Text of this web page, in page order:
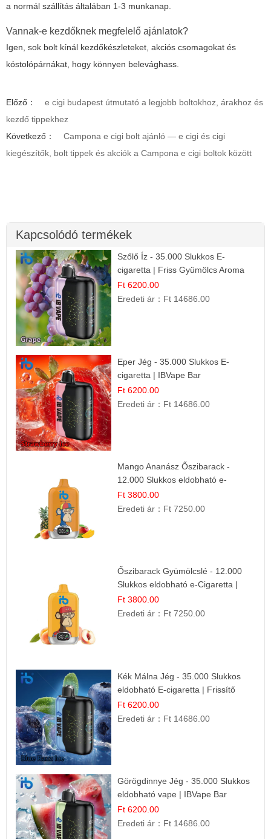
a normál szállítás általában 1-3 munkanap.
Vannak-e kezdőknek megfelelő ajánlatok?
Igen, sok bolt kínál kezdőkészleteket, akciós csomagokat és
kóstolópárnákat, hogy könnyen belevághass.
Előző：
e cigi budapest útmutató a legjobb boltokhoz, árakhoz és
kezdő tippekhez
Következő：
Campona e cigi bolt ajánló — e cigi és cigi
kiegészítők, bolt tippek és akciók a Campona e cigi boltok között
Kapcsolódó termékek
Szőlő Íz - 35.000 Slukkos E-
cigaretta | Friss Gyümölcs Aroma
Ft 6200.00
Eredeti ár： Ft 14686.00
Eper Jég - 35.000 Slukkos E-
cigaretta | IBVape Bar
Ft 6200.00
Eredeti ár： Ft 14686.00
Mango Ananász Őszibarack -
12.000 Slukkos eldobható e-
Cigaretta
Ft 3800.00
Eredeti ár： Ft 7250.00
Őszibarack Gyümölcslé - 12.000
Slukkos eldobható e-Cigaretta |
Friss Gyümölcs Íz
Ft 3800.00
Eredeti ár： Ft 7250.00
Kék Málna Jég - 35.000 Slukkos
eldobható E-cigaretta | Frissítő
Ízélmény
Ft 6200.00
Eredeti ár： Ft 14686.00
Görögdinnye Jég - 35.000 Slukkos
eldobható vape | IBVape Bar
Frissítő Nyári Íz
Ft 6200.00
Eredeti ár： Ft 14686.00